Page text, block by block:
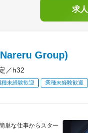
求
Group)
／h32
種未経験歓迎 業種未経験歓迎
単な仕事からスター